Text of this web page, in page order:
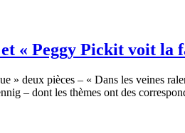
« Peggy Pickit voit
» deux pièces – « Dans les veines
– dont les thèmes ont des